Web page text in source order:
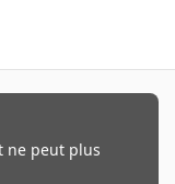
ne peut plus